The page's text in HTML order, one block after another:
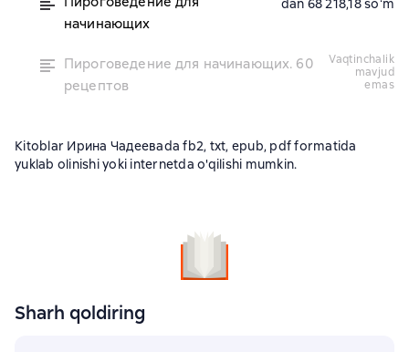
начинающих
dan 68 218,18 soʻm
Пироговедение для начинающих. 60
рецептов
vaqtinchalik
mavjud
emas
Kitoblar Ирина Чадееваda fb2, txt, epub, pdf formatida
yuklab olinishi yoki internetda o'qilishi mumkin.
Sharh qoldiring